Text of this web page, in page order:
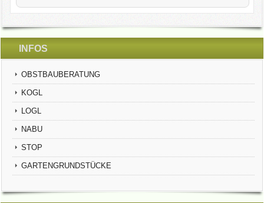
INFOS
OBSTBAUBERATUNG
KOGL
LOGL
NABU
STOP
GARTENGRUNDSTÜCKE